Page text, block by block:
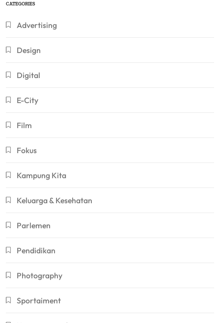
CATEGORIES
Advertising
Design
Digital
E-City
Film
Fokus
Kampung Kita
Keluarga & Kesehatan
Parlemen
Pendidikan
Photography
Sportaiment